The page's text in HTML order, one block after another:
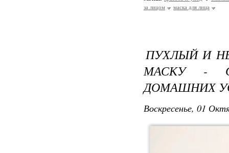
за лицом
маска для лица
ПУХЛЫЙ И
МАСКУ -
ДОМАШНИХ
Воскресенье, 01